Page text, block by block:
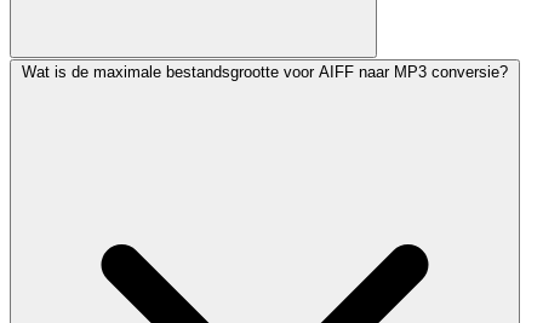
Wat is de maximale bestandsgrootte voor AIFF naar MP3 conversie?